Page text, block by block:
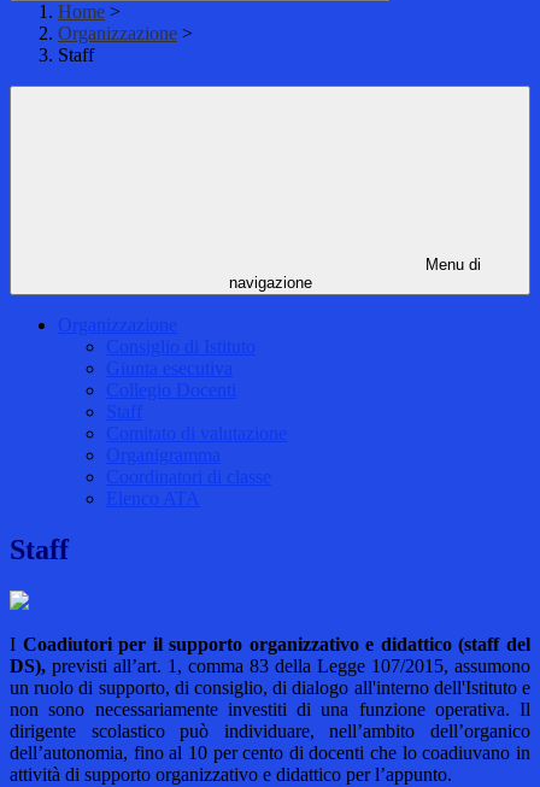
Home >
Organizzazione >
Staff
Menu di
navigazione
Organizzazione
Consiglio di Istituto
Giunta esecutiva
Collegio Docenti
Staff
Comitato di valutazione
Organigramma
Coordinatori di classe
Elenco ATA
Staff
I Coadiutori per il supporto organizzativo e didattico (staff del
DS), previsti all’art. 1, comma 83 della Legge 107/2015, assumono
un ruolo di supporto, di consiglio, di dialogo all'interno dell'Istituto e
non sono necessariamente investiti di una funzione operativa. Il
dirigente scolastico può individuare, nell’ambito dell’organico
dell’autonomia, fino al 10 per cento di docenti che lo coadiuvano in
attività di supporto organizzativo e didattico per l’appunto.